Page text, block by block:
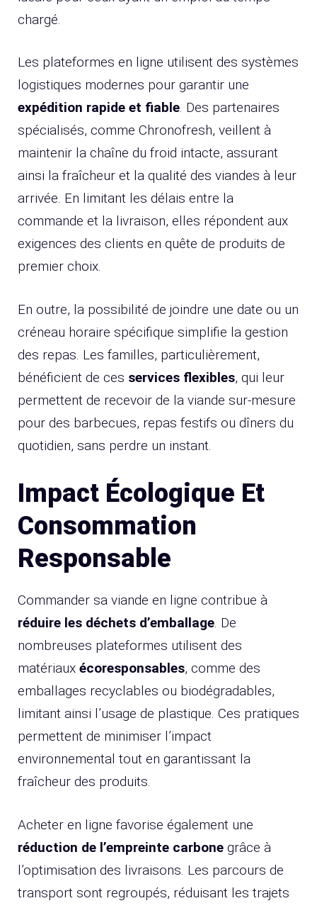
chargé.
Les plateformes en ligne utilisent des systèmes
logistiques modernes pour garantir une
expédition rapide et fiable. Des partenaires
spécialisés, comme Chronofresh, veillent à
maintenir la chaîne du froid intacte, assurant
ainsi la fraîcheur et la qualité des viandes à leur
arrivée. En limitant les délais entre la
commande et la livraison, elles répondent aux
exigences des clients en quête de produits de
premier choix.
En outre, la possibilité de joindre une date ou un
créneau horaire spécifique simplifie la gestion
des repas. Les familles, particulièrement,
bénéficient de ces services flexibles, qui leur
permettent de recevoir de la viande sur-mesure
pour des barbecues, repas festifs ou dîners du
quotidien, sans perdre un instant.
Impact Écologique Et
Consommation
Responsable
Commander sa viande en ligne contribue à
réduire les déchets d’emballage. De
nombreuses plateformes utilisent des
matériaux écoresponsables, comme des
emballages recyclables ou biodégradables,
limitant ainsi l’usage de plastique. Ces pratiques
permettent de minimiser l’impact
environnemental tout en garantissant la
fraîcheur des produits.
Acheter en ligne favorise également une
réduction de l’empreinte carbone grâce à
l’optimisation des livraisons. Les parcours de
transport sont regroupés, réduisant les trajets